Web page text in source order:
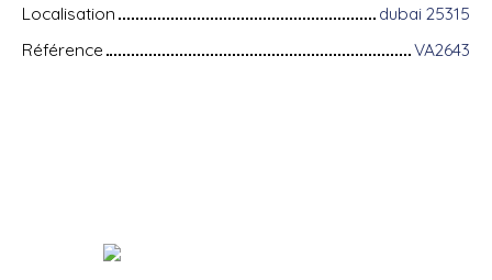
Localisation
dubai 25315
Référence
VA2643